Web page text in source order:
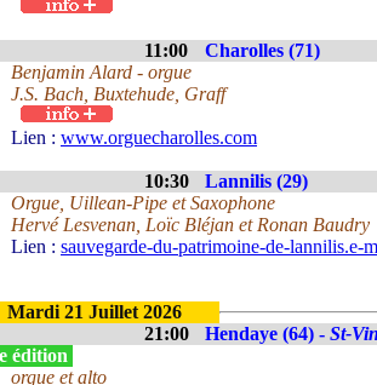
11:00 Charolles (71)
Benjamin Alard - orgue
J.S. Bach, Buxtehude, Graff
Lien : www.orguecharolles.com
10:30 Lannilis (29)
Orgue, Uillean-Pipe et Saxophone
Hervé Lesvenan, Loïc Bléjan et Ronan Baudry
Lien : sauvegarde-du-patrimoine-de-lannilis.e-
Mardi 21 Juillet 2026
21:00
Hendaye (64) - St-
édition
orgue et alto